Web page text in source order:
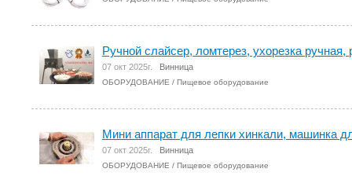
Ручной слайсер, ломтерез, ухорезка ручная,
07 окт 2025г. Винница
ОБОРУДОВАНИЕ / Пищевое оборудование
Мини аппарат для лепки хинкали, машинка
07 окт 2025г. Винница
ОБОРУДОВАНИЕ / Пищевое оборудование